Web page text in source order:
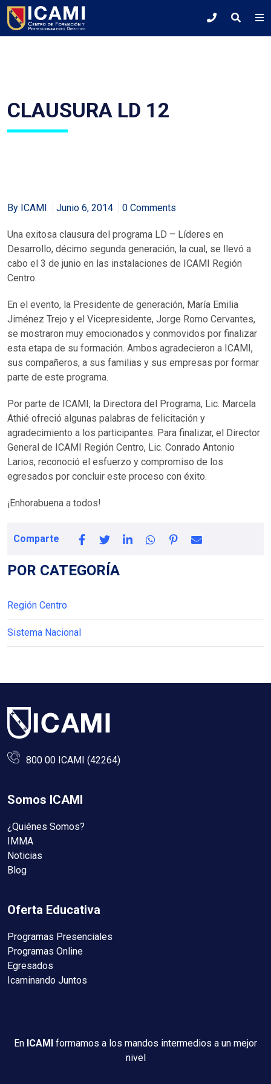
CLAUSURA LD 12
By ICAMI Junio 6, 2014 0 Comments
Una exitosa clausura del programa LD – Líderes en
Desarrollo, décimo segunda generación, la cual, se llevó a
cabo el 3 de junio en las instalaciones de ICAMI Región
Centro.
En el evento, la Presidente de generación, María Emilia
Jiménez Trejo y el Vicepresidente, Jorge Romo Cervantes,
se mostraron muy emocionados y conmovidos por finalizar
esta etapa de su formación. Ambos agradecieron a ICAMI,
sus compañeros, a sus familias y sus empresas por formar
parte de este programa.
Por parte de ICAMI, la Directora del Programa, Lic. Marcela
Athié ofreció algunas palabras de felicitación y
agradecimiento a los participantes. Para finalizar, el Director
General de ICAMI Región Centro, Lic. Conrado Antonio
Larios, reconoció el esfuerzo y compromiso de los
egresados por concluir este proceso con éxito.
¡Enhorabuena a todos!
Comparte
POR CATEGORÍA
Región Centro
Sistema Nacional
800 00 ICAMI (42264)
Somos ICAMI
¿Quiénes Somos?
IMMA
Noticias
Blog
Oferta Educativa
Programas Presenciales
Programas Online
Egresados
Icaminando Juntos
En ICAMI formamos a los mandos intermedios a un mejor
nivel